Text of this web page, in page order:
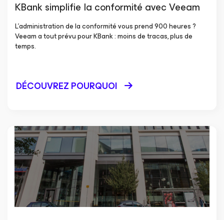
KBank simplifie la conformité avec Veeam
L’administration de la conformité vous prend 900 heures ?
Veeam a tout prévu pour KBank : moins de tracas, plus de
temps.
DÉCOUVREZ POURQUOI